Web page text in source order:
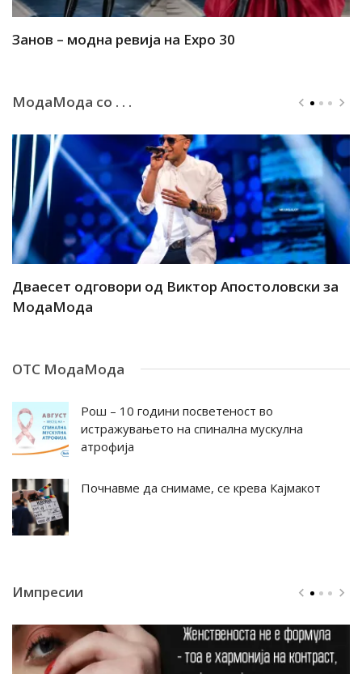
Занов – модна ревија на Expo 30
МодаМода со . . .
Дваесет одговори од Виктор Апостоловски за
МодаМода
ОТС МодаМода
Рош – 10 години посветеност во
истражувањето на спинална мускулна
атрофија
Почнавме да снимаме, се крева Кајмакот
Импресии